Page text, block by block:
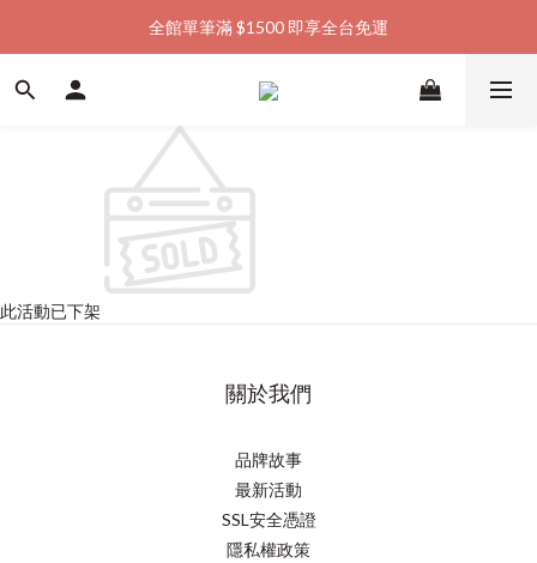
加入會員購物金  馬上領  馬上折
全館單筆滿 $1500 即享全台免運
加入會員購物金  馬上領  馬上折
此活動已下架
關於我們
品牌故事
最新活動
SSL安全憑證
隱私權政策